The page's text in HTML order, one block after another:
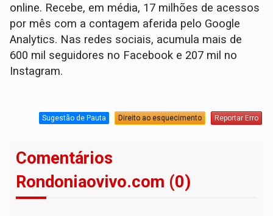
online. Recebe, em média, 17 milhões de acessos
por mês com a contagem aferida pelo Google
Analytics. Nas redes sociais, acumula mais de
600 mil seguidores no Facebook e 207 mil no
Instagram.
Sugestão de Pauta Direito ao esquecimento Reportar Erro
Comentários
Rondoniaovivo.com (0)